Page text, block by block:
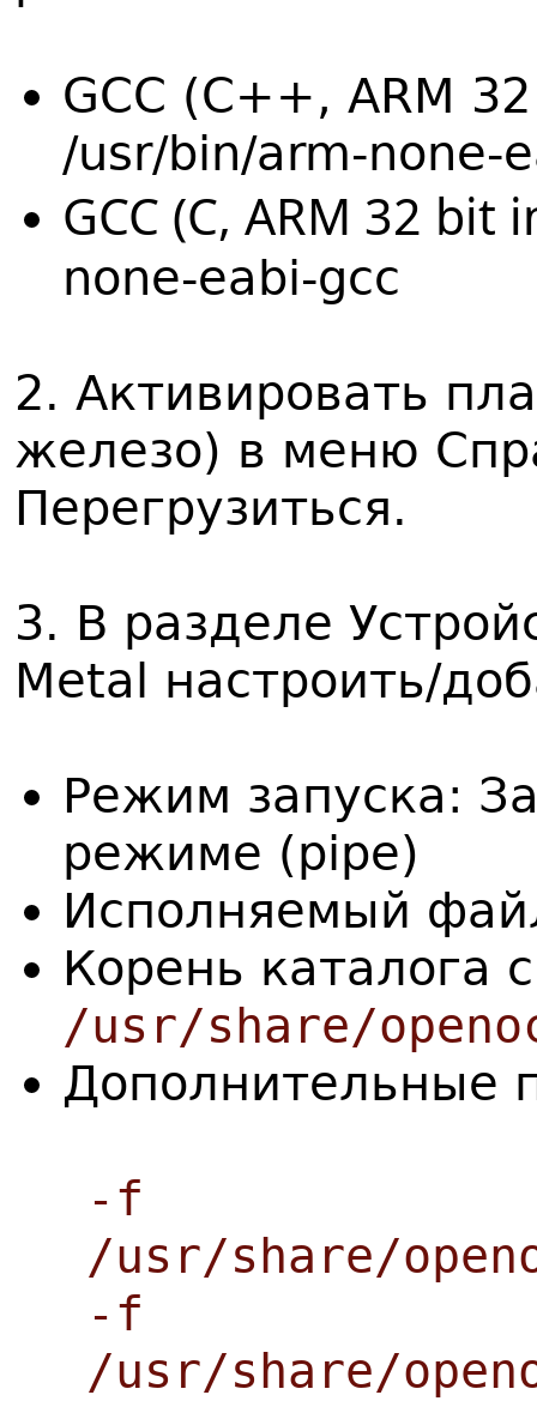
GCC (C++, ARM
/usr/bin/arm-none-
GCC (C, ARM 32
none-eabi-gcc
2. Активировать
железо) в меню
Перегрузиться.
3. В разделе
Metal настроить/
Режим запуска:
режиме (pipe)
Исполняемый
Корень каталога
/usr/share/
Дополнительные
-f
/usr/share/
-f
/usr/share/